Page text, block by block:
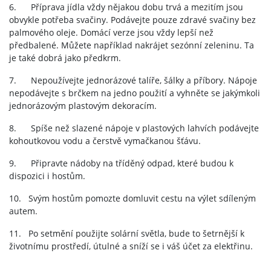
6. Příprava jídla vždy nějakou dobu trvá a mezitím jsou
obvykle potřeba svačiny. Podávejte pouze zdravé svačiny bez
palmového oleje. Domácí verze jsou vždy lepší než
předbalené. Můžete například nakrájet sezónní zeleninu. Ta
je také dobrá jako předkrm.
7. Nepoužívejte jednorázové talíře, šálky a příbory. Nápoje
nepodávejte s brčkem na jedno použití a vyhněte se jakýmkoli
jednorázovým plastovým dekoracím.
8. Spíše než slazené nápoje v plastových lahvích podávejte
kohoutkovou vodu a čerstvě vymačkanou šťávu.
9. Připravte nádoby na tříděný odpad, které budou k
dispozici i hostům.
10. Svým hostům pomozte domluvit cestu na výlet sdíleným
autem.
11. Po setmění použijte solární světla, bude to šetrnější k
životnímu prostředí, útulné a sníží se i váš účet za elektřinu.